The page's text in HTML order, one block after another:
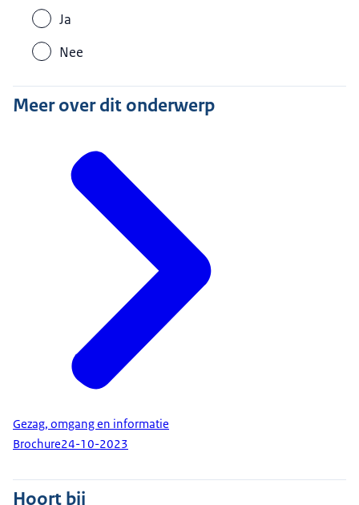
Ja
Nee
Meer over dit onderwerp
Gezag, omgang en informatie
Brochure24-10-2023
Hoort bij